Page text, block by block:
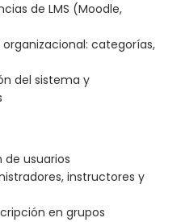
de LMS (Moodle,
categorías,
del sistema y
usuarios
instructores y
en grupos